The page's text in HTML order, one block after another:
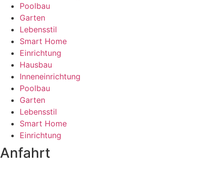
Poolbau
Garten
Lebensstil
Smart Home
Einrichtung
Hausbau
Inneneinrichtung
Poolbau
Garten
Lebensstil
Smart Home
Einrichtung
Anfahrt